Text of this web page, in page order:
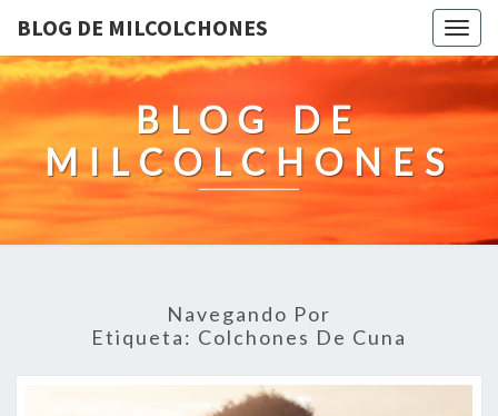
BLOG DE MILCOLCHONES
BLOG DE
MILCOLCHONES
Navegando Por
Etiqueta: Colchones De Cuna